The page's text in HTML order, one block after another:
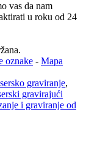
vas da nam
u roku od 24
oznake - Mapa
graviranje,
gravirajući
i graviranje od